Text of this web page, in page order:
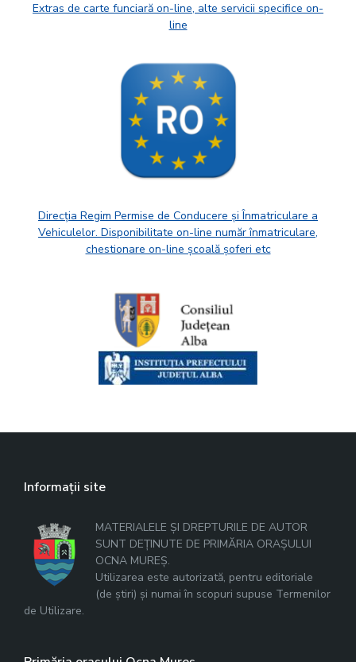
Extras de carte funciară on-line, alte servicii specifice on-
line
Direcția Regim Permise de Conducere și Înmatriculare a
Vehiculelor. Disponibilitate on-line număr înmatriculare,
chestionare on-line școală șoferi etc
Informații site
MATERIALELE ȘI DREPTURILE DE AUTOR
SUNT DEȚINUTE DE PRIMĂRIA ORAȘULUI
OCNA MUREȘ.
Utilizarea este autorizată, pentru editoriale
(de știri) și numai în scopuri supuse Termenilor
de Utilizare.